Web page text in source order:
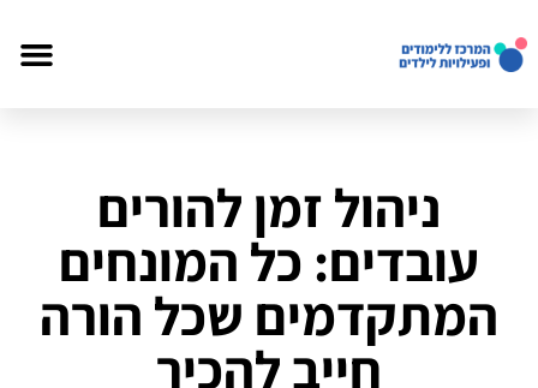
ניהול זמן להורים
עובדים: כל המונחים
המתקדמים שכל הורה
חייב להכיר